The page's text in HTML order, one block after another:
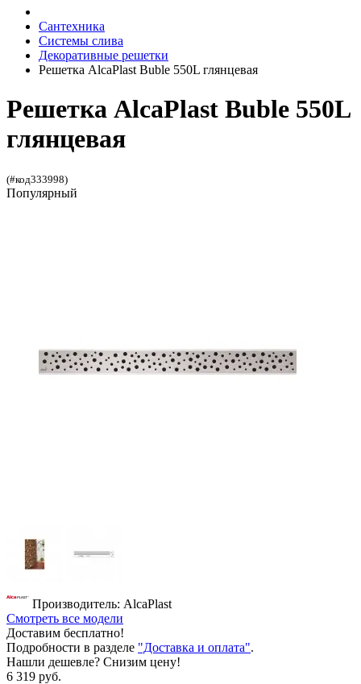
Сантехника
Системы слива
Декоративные решетки
Решетка AlcaPlast Buble 550L глянцевая
Решетка AlcaPlast Buble 550L
глянцевая
(#код333998)
Популярный
Производитель: AlcaPlast
Смотреть все модели
Доставим бесплатно!
Подробности в разделе "Доставка и оплата".
Нашли дешевле? Снизим цену!
6 319 руб.